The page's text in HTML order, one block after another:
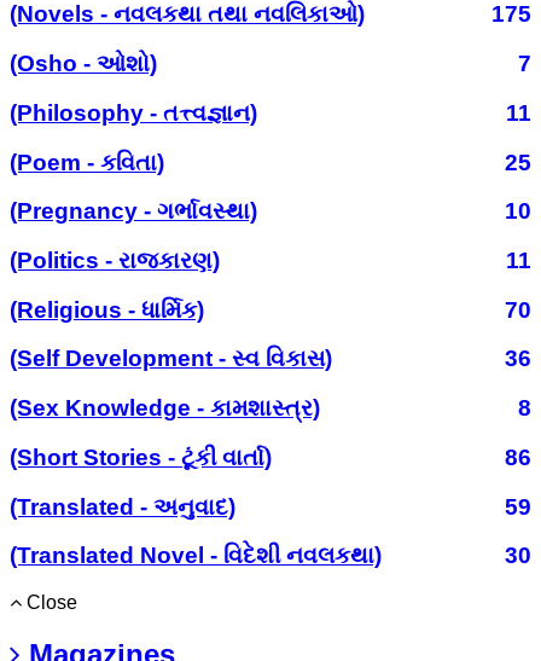
(Novels - નવલકથા તથા નવલિકાઓ)
175
(Osho - ઓશો)
7
(Philosophy - તત્ત્વજ્ઞાન)
11
(Poem - કવિતા)
25
(Pregnancy - ગર્ભાવસ્થા)
10
(Politics - રાજકારણ)
11
(Religious - ધાર્મિક)
70
(Self Development - સ્વ વિકાસ)
36
(Sex Knowledge - કામશાસ્ત્ર)
8
(Short Stories - ટૂંકી વાર્તા)
86
(Translated - અનુવાદ)
59
(Translated Novel - વિદેશી નવલકથા)
30
Close
Magazines